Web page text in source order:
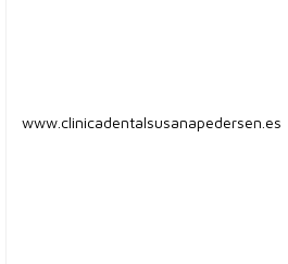
www.clinicadentalsusanapedersen.es